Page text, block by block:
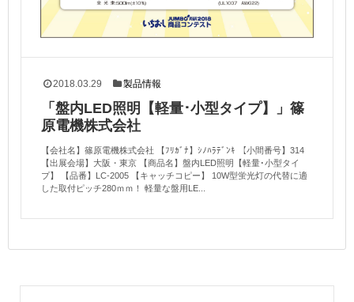
2018.03.29 製品情報
「盤内LED照明【軽量･小型タイプ】」篠
原電機株式会社
【会社名】篠原電機株式会社 【ﾌﾘｶﾞﾅ】ｼﾉﾊﾗﾃﾞﾝｷ 【小間番号】314
【出展会場】大阪・東京 【商品名】盤内LED照明【軽量･小型タイ
プ】 【品番】LC-2005 【キャッチコピー】 10W型蛍光灯の代替に適
した取付ピッチ280ｍｍ！ 軽量な盤用LE...